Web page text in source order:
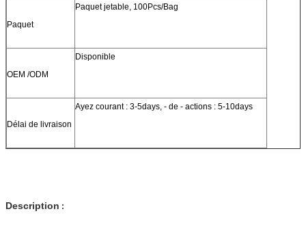
Paquet
Paquet jetable, 100Pcs/Bag
OEM /ODM
Disponible
Délai de livraison
Ayez courant : 3-5days, - de - actions : 5-10days
Description :